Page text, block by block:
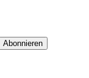
Abonnieren